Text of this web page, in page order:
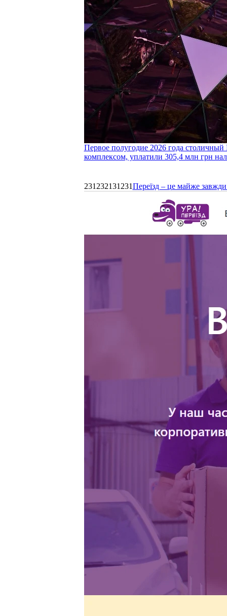
Первое полугодие 2026 года
комплексом, уплатили 305,4 млн грн
231232131231Переїзд – це майже